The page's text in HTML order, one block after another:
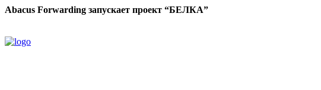
Abacus Forwarding запускает проект “БЕЛКА”